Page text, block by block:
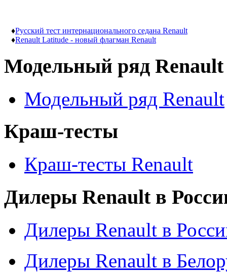
♦Русский тест интернационального седана Renault
♦Renault Latitude - новый флагман Renault
Модельный ряд Renault
Модельный ряд Renault
Краш-тесты
Краш-тесты Renault
Дилеры Renault в
Дилеры Renault в
Дилеры Renault в